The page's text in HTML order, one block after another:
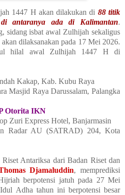
1447 H akan dilakukan di 88 titik
antaranya ada di Kalimantan.
sidang isbat awal Zulhijah sekaligus
dilaksanakan pada 17 Mei 2026.
hilal awal Zulhijah 1447 H di
Kakap, Kab. Kubu Raya
Masjid Raya Darussalam, Palangka
Otorita IKN
Zuri Express Hotel, Banjarmasin
Radar AU (SATRAD) 204, Kota
Riset Antariksa dari Badan Riset dan
Djamaluddin, memprediksi
berpotensi jatuh pada 27 Mei
Adha tahun ini berpotensi besar